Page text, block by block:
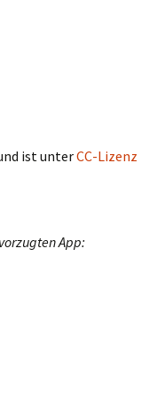
ist unterCC-Lizenz
App: